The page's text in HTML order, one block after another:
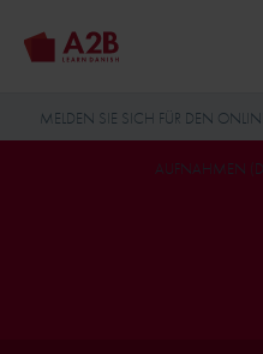
MELDEN SIE SICH FÜR DEN
AUFNAHMEN